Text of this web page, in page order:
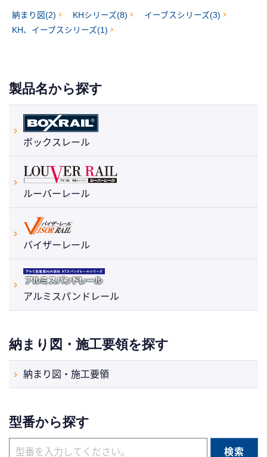
納まり図(2) KHシリーズ(8)
イーブスシリーズ(3)
KH、イーブスシリーズ(1)
製品名から探す
ボックスレール
ルーバーレール
バイザーレール
アルミスパンドレール
納まり図・施工要領を探す
納まり図・施工要領
型番から探す